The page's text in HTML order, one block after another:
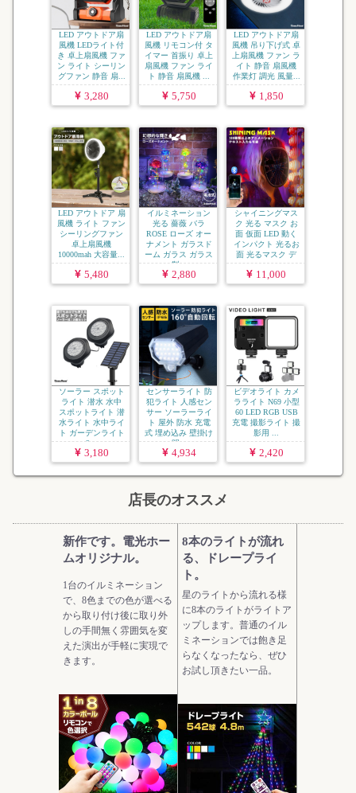
LED アウトドア扇
風機 LEDライト付
き 卓上扇風機 ファ
ン ライト シーリン
グファン 静音 扇...
3,280
LED アウトドア扇
風機 リモコン付 タ
イマー 首振り 卓上
扇風機 ファン ライ
ト 静音 扇風機 ...
5,750
LED アウトドア扇
風機 吊り下げ式 卓
上扇風機 ファン ラ
イト 静音 扇風機
作業灯 調光 風量...
1,850
LED アウトドア 扇
風機 ライト ファン
シーリングファン
卓上扇風機
10000mah 大容量...
5,480
イルミネーション
光る 薔薇 バラ
ROSE ローズ オー
ナメント ガラスド
ーム ガラス ガラス
製...
2,880
シャイニングマス
ク 光る マスク お
面 仮面 LED 動く
インパクト 光るお
面 光るマスク デ
ォ...
11,000
ソーラー スポット
ライト 潜水 水中
スポットライト 潜
水ライト 水中ライ
ト ガーデンライト
2...
3,180
センサーライト 防
犯ライト 人感セン
サー ソーラーライ
ト 屋外 防水 充電
式 埋め込み 壁掛け
明...
4,934
ビデオライト カメ
ラライト N69 小型
60 LED RGB USB
充電 撮影ライト 撮
影用 ...
2,420
店長のオススメ
新作です。電光ホー
ムオリジナル。
1台のイルミネーション
で、8色までの色が選べる
から取り付け後に取り外
しの手間無く雰囲気を変
えた演出が手軽に実現で
きます。
8本のライトが流れ
る、ドレープライ
ト。
星のライトから流れる様
に8本のライトがライトア
ップします。普通のイル
ミネーションでは飽き足
らなくなったなら、ぜひ
お試し頂きたい一品。